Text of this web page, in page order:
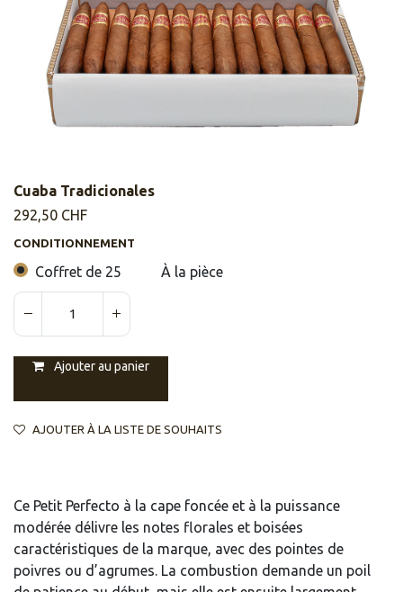
Cuaba Tradicionales
292,50 CHF
CONDITIONNEMENT
Coffret de 25 À la pièce
Ajouter au panier
AJOUTER À LA LISTE DE SOUHAITS
Ce Petit Perfecto à la cape foncée et à la puissance
modérée délivre les notes florales et boisées
caractéristiques de la marque, avec des pointes de
poivres ou d’agrumes. La combustion demande un poil